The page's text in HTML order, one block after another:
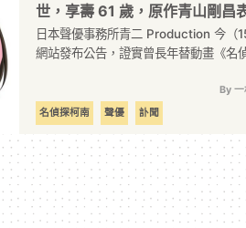
世，享壽 61 歲，原作青山剛昌
日本聲優事務所青二 Production 今（
網站發布公告，證實曾長年替動畫《名
By
名偵探柯南
聲優 訃聞